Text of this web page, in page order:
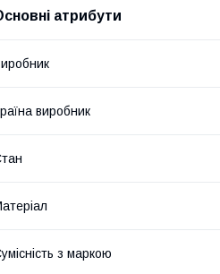
атрибути
виробник
з маркою